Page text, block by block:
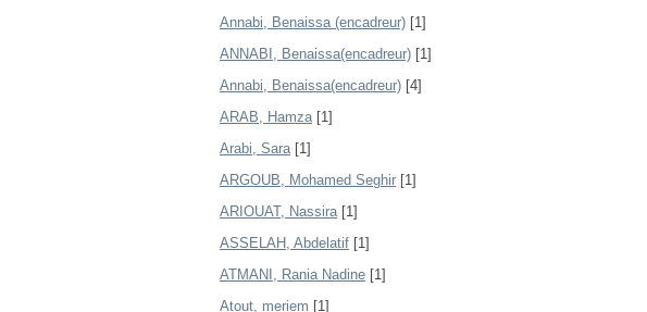
Annabi, Benaissa (encadreur) [1]
ANNABI, Benaissa(encadreur) [1]
Annabi, Benaissa(encadreur) [4]
ARAB, Hamza[1]
Arabi, Sara[1]
ARGOUB, Mohamed Seghir [1]
ARIOUAT, Nassira[1]
ASSELAH, Abdelatif [1]
ATMANI, Rania Nadine [1]
Atout, meriem [1]